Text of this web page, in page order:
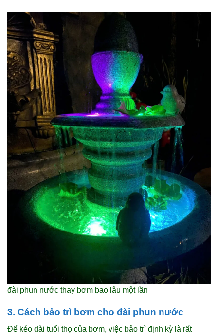
đài phun nước thay bơm bao lâu một lần
3. Cách bảo trì bơm cho đài phun nước
Để kéo dài tuổi thọ của bơm, việc bảo trì định kỳ là rất